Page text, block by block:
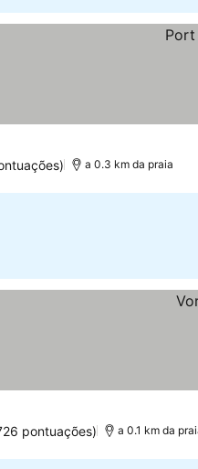
a 0.3 km da praia
pontuações) a 0.1 km da